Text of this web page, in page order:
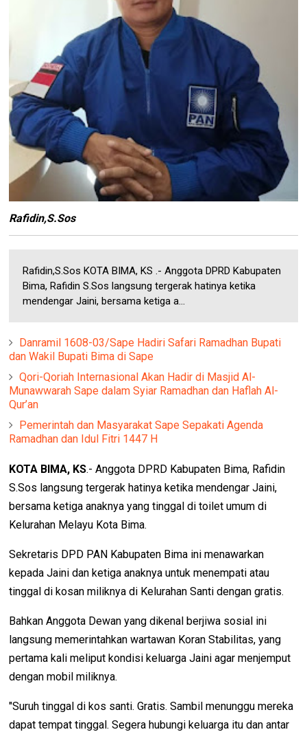
Rafidin,S.Sos
Rafidin,S.Sos KOTA BIMA, KS .- Anggota DPRD Kabupaten
Bima, Rafidin S.Sos langsung tergerak hatinya ketika
mendengar Jaini, bersama ketiga a...
Danramil 1608-03/Sape Hadiri Safari Ramadhan Bupati
dan Wakil Bupati Bima di Sape
Qori-Qoriah Internasional Akan Hadir di Masjid Al-
Munawwarah Sape dalam Syiar Ramadhan dan Haflah Al-
Qur’an
Pemerintah dan Masyarakat Sape Sepakati Agenda
Ramadhan dan Idul Fitri 1447 H
KOTA BIMA, KS.- Anggota DPRD Kabupaten Bima, Rafidin
S.Sos langsung tergerak hatinya ketika mendengar Jaini,
bersama ketiga anaknya yang tinggal di toilet umum di
Kelurahan Melayu Kota Bima.
Sekretaris DPD PAN Kabupaten Bima ini menawarkan
kepada Jaini dan ketiga anaknya untuk menempati atau
tinggal di kosan miliknya di Kelurahan Santi dengan gratis.
Bahkan Anggota Dewan yang dikenal berjiwa sosial ini
langsung memerintahkan wartawan Koran Stabilitas, yang
pertama kali meliput kondisi keluarga Jaini agar menjemput
dengan mobil miliknya.
"Suruh tinggal di kos santi. Gratis. Sambil menunggu mereka
dapat tempat tinggal. Segera hubungi keluarga itu dan antar